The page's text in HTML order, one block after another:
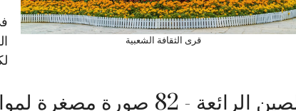
قرى الثقافة الشعبية
الرائعة - 82 صورة مصغرة لمواقع شهيرة